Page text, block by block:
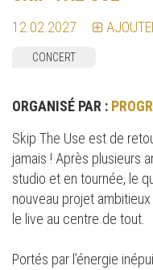
12.02.2027
CONCERT
ORGANISÉ PAR :
Skip The Use est de
jamais ! Après plusieurs
studio et en tournée, le
nouveau projet
le live au centre de tout.
Portés par l’énergie